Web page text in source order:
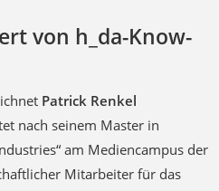
von h_da-Know-
Patrick Renkel
nach seinem Master in
am Mediencampus der
Mitarbeiter für das